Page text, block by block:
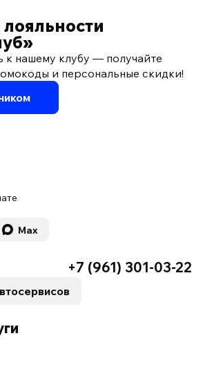
к нашему клубу — получайте
и персональные скидки!
Max
+7 (961) 301-03-22